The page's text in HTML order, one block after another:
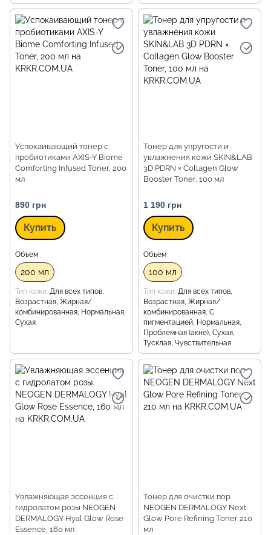
Успокаивающий тонер с
пробиотиками AXIS-Y Biome
Comforting Infused Toner, 200
мл
890 грн
Купить
Объем
200 мл
Тип кожи Для всех типов,
Возрастная, Жирная/
комбинированная, Нормальная,
Сухая
Тонер для упругости и
увлажнения кожи SKIN&LAB
3D PDRN × Collagen Glow
Booster Toner, 100 мл
1 190 грн
Купить
Объем
100 мл
Тип кожи Для всех типов,
Возрастная, Жирная/
комбинированная, С
пигментацией, Нормальная,
Проблемная (акне), Сухая,
Тусклая, Чувствительная
Увлажняющая эссенция с
гидролатом розы NEOGEN
DERMALOGY Hyal Glow Rose
Essence, 160 мл
Тонер для очистки пор
NEOGEN DERMALOGY Next
Glow Pore Refining Toner 210
мл